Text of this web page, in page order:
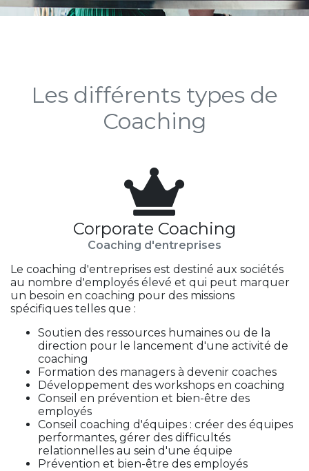
Les différents types de
Coaching
Corporate Coaching
Coaching d'entreprises
Le coaching d'entreprises est destiné aux sociétés
au nombre d'employés élevé et qui peut marquer
un besoin en coaching pour des missions
spécifiques telles que :
Soutien des ressources humaines ou de la
direction pour le lancement d'une activité de
coaching
Formation des managers à devenir coaches
Développement des workshops en coaching
Conseil en prévention et bien-être des
employés
Conseil coaching d'équipes : créer des équipes
performantes, gérer des difficultés
relationnelles au sein d'une équipe
Prévention et bien-être des employés